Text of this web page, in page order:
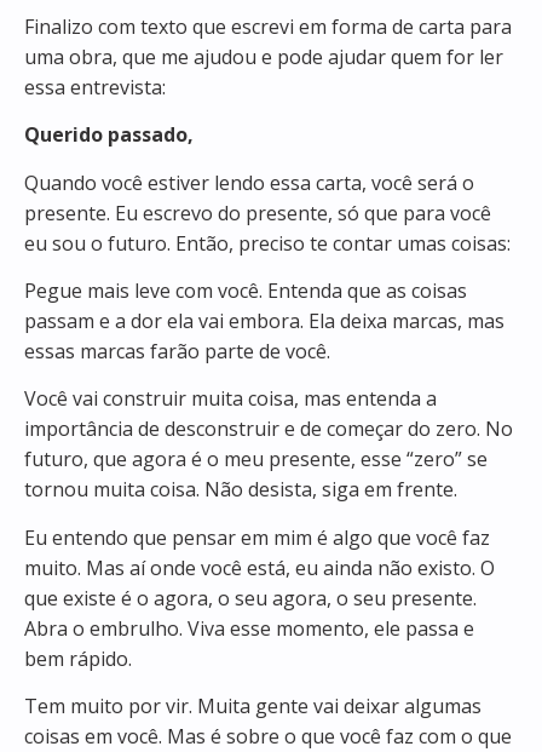
Finalizo com texto que escrevi em forma de carta para
uma obra, que me ajudou e pode ajudar quem for ler
essa entrevista:
Querido passado,
Quando você estiver lendo essa carta, você será o
presente. Eu escrevo do presente, só que para você
eu sou o futuro. Então, preciso te contar umas coisas:
Pegue mais leve com você. Entenda que as coisas
passam e a dor ela vai embora. Ela deixa marcas, mas
essas marcas farão parte de você.
Você vai construir muita coisa, mas entenda a
importância de desconstruir e de começar do zero. No
futuro, que agora é o meu presente, esse “zero” se
tornou muita coisa. Não desista, siga em frente.
Eu entendo que pensar em mim é algo que você faz
muito. Mas aí onde você está, eu ainda não existo. O
que existe é o agora, o seu agora, o seu presente.
Abra o embrulho. Viva esse momento, ele passa e
bem rápido.
Tem muito por vir. Muita gente vai deixar algumas
coisas em você. Mas é sobre o que você faz com o que